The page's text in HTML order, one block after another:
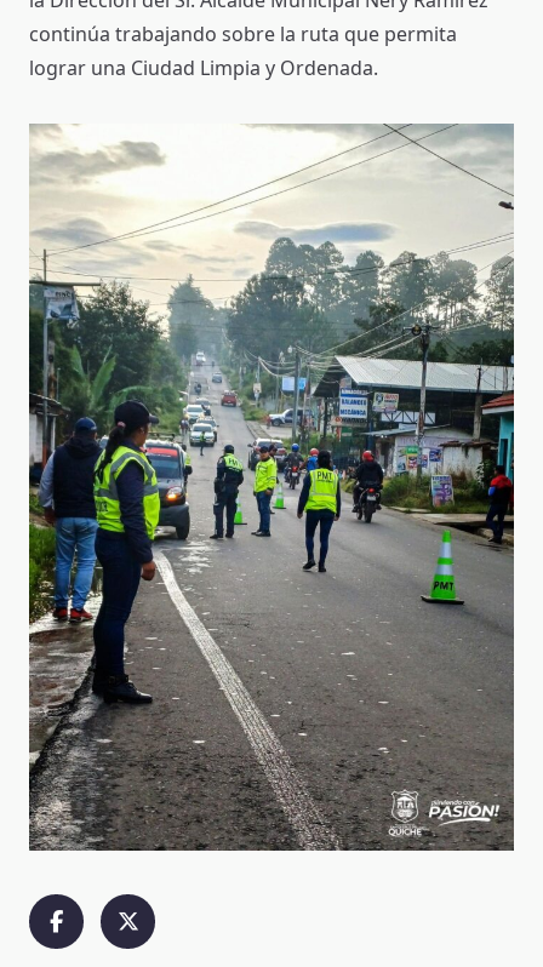
continúa trabajando sobre la ruta que permita
lograr una Ciudad Limpia y Ordenada.